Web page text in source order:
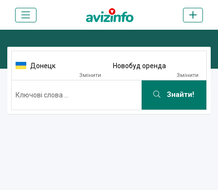
Донецк
Змінити
Новобуд оренда
Змінити
Знайти!